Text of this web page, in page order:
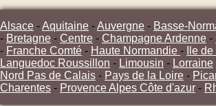
Alsace -Aquitaine -Auvergne - Basse-
- Bretagne - Centre - Champagne Ardenne -
- Franche Comté - Haute Normandie - Ile
Languedoc Roussillon - Limousin - Lorraine
Nord Pas de Calais - Pays de la Loire -
Charentes - Provence Alpes Côte d'azur -